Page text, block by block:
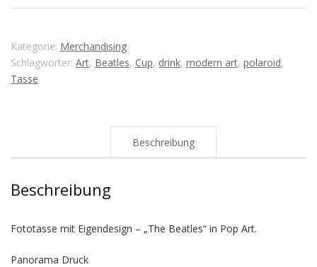
Kategorie: Merchandising
Schlagwörter: Art, Beatles, Cup, drink, modern art, polaroid,
Tasse
Beschreibung
Beschreibung
Fototasse mit Eigendesign – „The Beatles“ in Pop Art.
Panorama Druck